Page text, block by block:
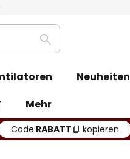
Suche
Neuheiten
Mehr
Code:RABATT kopieren